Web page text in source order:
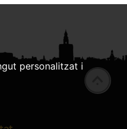
personalitzat i